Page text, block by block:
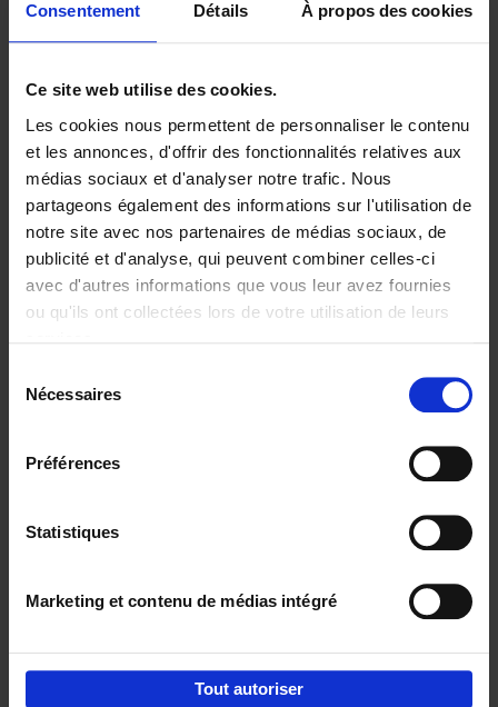
Consentement Détails À propos des cookies
Ce site web utilise des cookies.
Les cookies nous permettent de personnaliser le contenu
et les annonces, d'offrir des fonctionnalités relatives aux
médias sociaux et d'analyser notre trafic. Nous
partageons également des informations sur l'utilisation de
notre site avec nos partenaires de médias sociaux, de
publicité et d'analyse, qui peuvent combiner celles-ci
avec d'autres informations que vous leur avez fournies
ou qu'ils ont collectées lors de votre utilisation de leurs
Nécessaires
Préférences
Statistiques
Marketing et contenu de médias intégré
Tout autoriser
Building Bonds = Building
Business
Jochen Roef Jozefien De Feyter
Carolien Boom
Couverture souple
2025 200
€29,99
Digital marketing like a PRO -
completely revised edition (EN)